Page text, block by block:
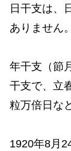
日干支は、
ありません。
年干支（節
干支で、立
粒万倍日な
1920年8月